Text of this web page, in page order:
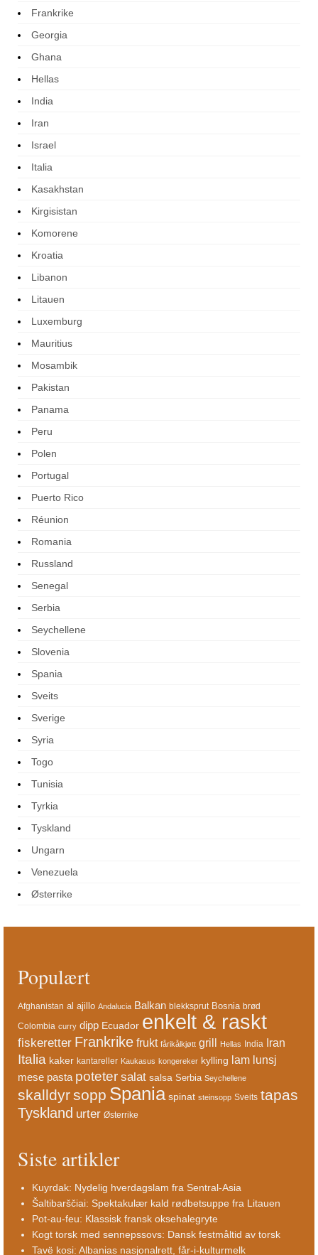
Frankrike
Georgia
Ghana
Hellas
India
Iran
Israel
Italia
Kasakhstan
Kirgisistan
Komorene
Kroatia
Libanon
Litauen
Luxemburg
Mauritius
Mosambik
Pakistan
Panama
Peru
Polen
Portugal
Puerto Rico
Réunion
Romania
Russland
Senegal
Serbia
Seychellene
Slovenia
Spania
Sveits
Sverige
Syria
Togo
Tunisia
Tyrkia
Tyskland
Ungarn
Venezuela
Østerrike
Populært
Afghanistan al ajillo Andalucia Balkan blekksprut Bosnia brød
Colombia curry dipp Ecuador enkelt & raskt
fiskeretter Frankrike frukt fårikålkjøtt grill Hellas India Iran
Italia kaker kantareller Kaukasus kongereker kylling lam lunsj
mese pasta poteter salat salsa Serbia Seychellene
skalldyrsopp Spania spinat steinsopp Sveits tapas
Tyskland urter Østerrike
Siste artikler
Kuyrdak: Nydelig hverdagslam fra Sentral-Asia
Šaltibarščiai: Spektakulær kald rødbetsuppe fra Litauen
Pot-au-feu: Klassisk fransk oksehalegryte
Kogt torsk med sennepssovs: Dansk festmåltid av torsk
Tavë kosi: Albanias nasjonalrett, får-i-kulturmelk